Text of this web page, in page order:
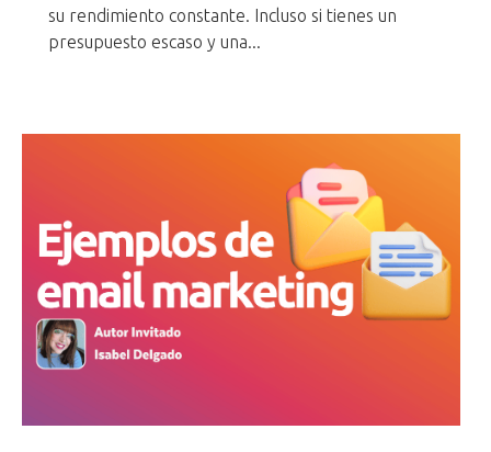
su rendimiento constante. Incluso si tienes un
presupuesto escaso y una...